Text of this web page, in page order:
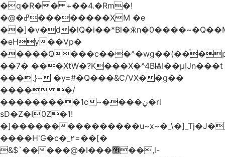
�q�R�� +��4.�Rm�!
�@�ߝ��������ҲM �e
̎��]�v�d
�eHy��Vp�
�����Q
��7� ���XtW�?K���X�^4BѨI��μĲn���t
���.}~ �y=#�Q���&C/VX��g��
���� �/
���������1c~����ڼ�rl
sD�Z�I0Z�1!
�]������
����H'G�c�_٢=��[�
&$`�����@�Ӏ���޶��,l-